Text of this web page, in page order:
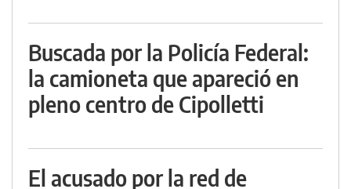
Buscada por la Policía Federal:
la camioneta que apareció en
pleno centro de Cipolletti
El acusado por la red de